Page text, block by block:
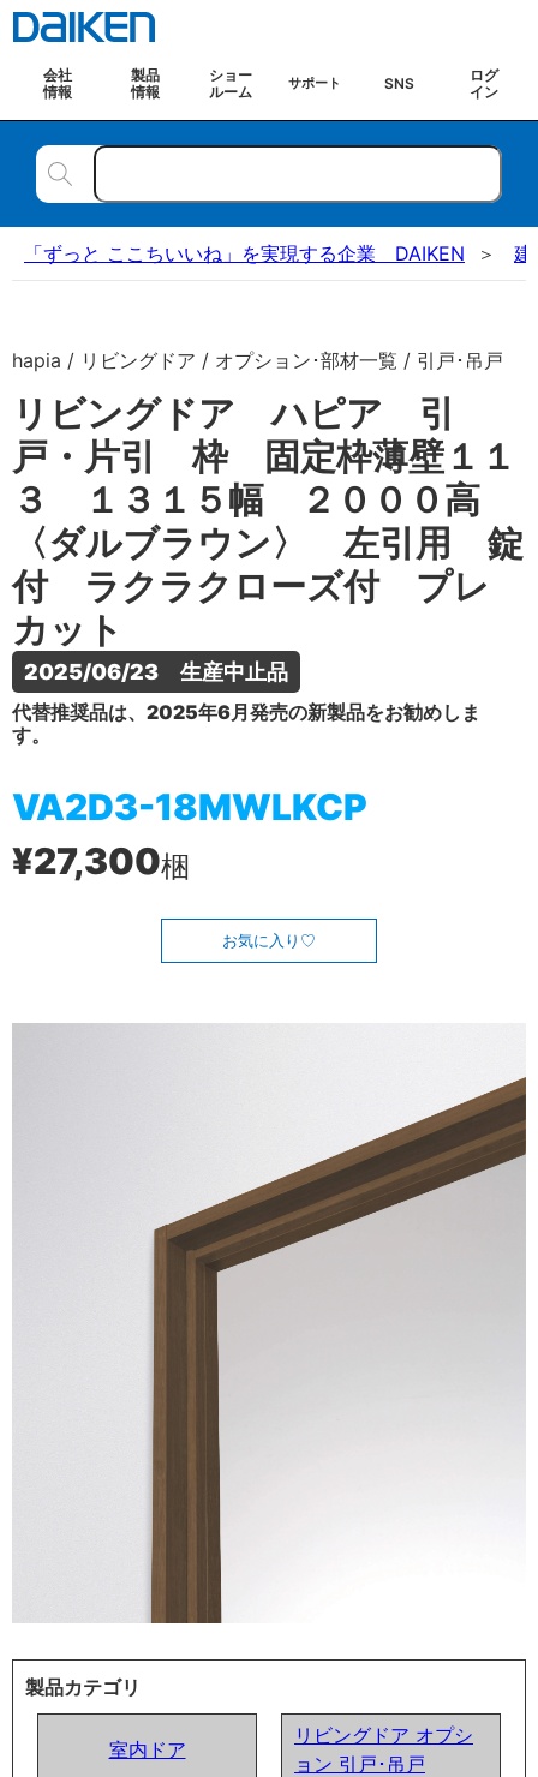
会社
情報
製品
情報
ショー
ルーム
サポート SNS
ログ
イン
「ずっと ここちいいね」を実現する企業 DAIKEN 建
hapia / リビングドア / オプション･部材一覧 / 引戸･吊戸
リビングドア ハピア 引
戸・片引 枠 固定枠薄壁１１
３ １３１５幅 ２０００高
〈ダルブラウン〉 左引用 錠
付 ラクラクローズ付 プレ
カット
2025/06/23　生産中止品
代替推奨品は、2025年6月発売の新製品をお勧めしま
す。
VA2D3-18MWLKCP
¥27,300梱
お気に入り
製品カテゴリ
室内ドア
リビングドア オプシ
ョン 引戸･吊戸